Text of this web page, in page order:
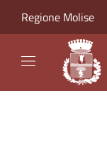
Regione Molise